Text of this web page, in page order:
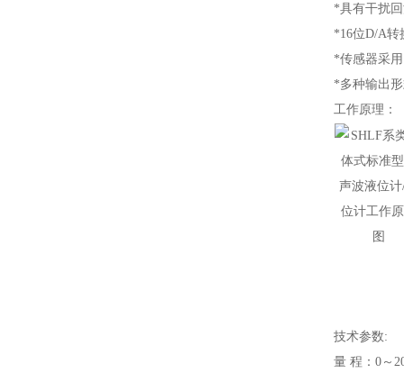
*具有干扰
*16位D/A转
*传感器采
*多种输出
工作原理：
技术参数:
量 程：0～